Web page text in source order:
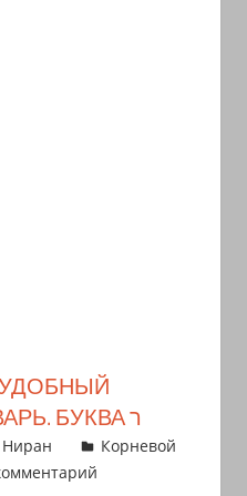
(КОРНЕВОЙ) СЛОВАРЬ. БУКВА ר
Корневой